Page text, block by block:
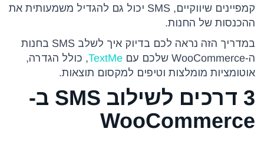
קמפיינים שיווקיים, SMS יכול גם להגדיל משמעותית את
ההכנסות של החנות.
במדריך הזה נראה לכם בדיוק איך לשלב SMS בחנות
ה-WooCommerce שלכם עם
TextMe, כולל הגדרה,
אוטומציות מומלצות וטיפים למקסום תוצאות.
3 דרכים לשילוב SMS ב-
WooCommerce